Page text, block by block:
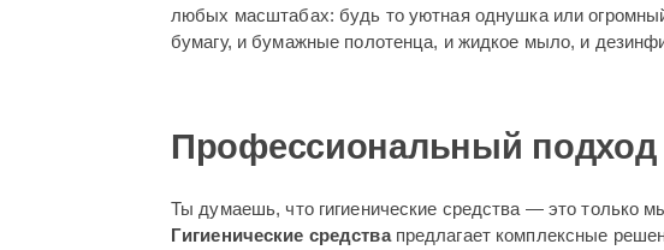
любых масштабах: будь то уютная однушка или
бумагу, и бумажные полотенца, и жидкое мыло, и
Профессиональный подход
Ты думаешь, что гигиенические средства — это только
Гигиенические средствапредлагает комплексные